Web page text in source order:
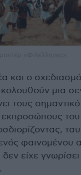
και ο
μια
τους
του
φαινομένου
είχε γνωρίσει